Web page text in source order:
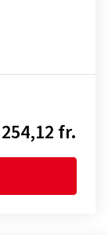
254,12 fr.